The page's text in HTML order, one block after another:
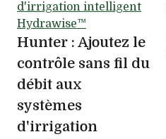
Hunter : Ajoutez le
contrôle sans fil du
débit aux
systèmes
d'irrigation